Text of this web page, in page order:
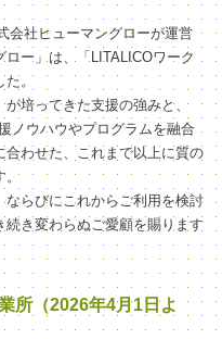
会社ヒューマングローが運営
ー」は、「LITALICOワーク
た。
培ってきた支援の強みと、
ノウハウやプログラムを融合
わせた、これまで以上に質の
。
らびにこれからご利用を検討
き変わらぬご愛顧を賜ります
所（2026年4月1日よ